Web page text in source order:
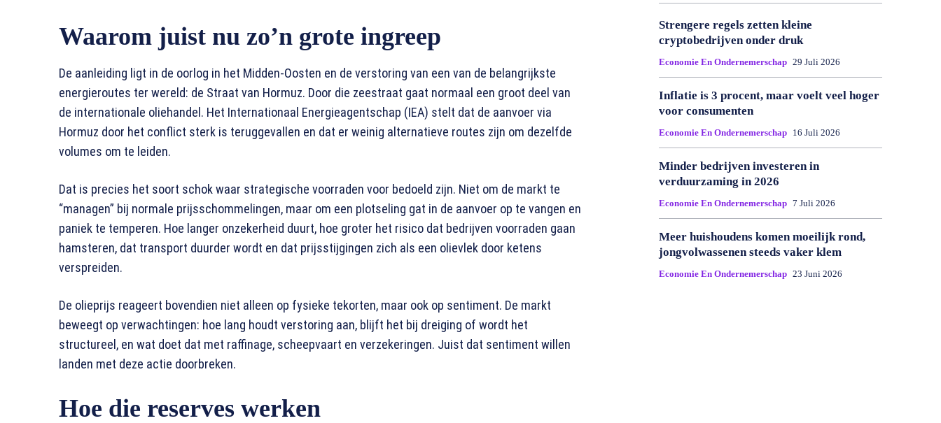
Waarom juist nu zo’n grote ingreep
De aanleiding ligt in de oorlog in het Midden-Oosten en de verstoring van een van de belangrijkste
energieroutes ter wereld: de Straat van Hormuz. Door die zeestraat gaat normaal een groot deel van
de internationale oliehandel. Het Internationaal Energieagentschap (IEA) stelt dat de aanvoer via
Hormuz door het conflict sterk is teruggevallen en dat er weinig alternatieve routes zijn om dezelfde
volumes om te leiden.
Dat is precies het soort schok waar strategische voorraden voor bedoeld zijn. Niet om de markt te
“managen” bij normale prijsschommelingen, maar om een plotseling gat in de aanvoer op te vangen en
paniek te temperen. Hoe langer onzekerheid duurt, hoe groter het risico dat bedrijven voorraden gaan
hamsteren, dat transport duurder wordt en dat prijsstijgingen zich als een olievlek door ketens
verspreiden.
De olieprijs reageert bovendien niet alleen op fysieke tekorten, maar ook op sentiment. De markt
beweegt op verwachtingen: hoe lang houdt verstoring aan, blijft het bij dreiging of wordt het
structureel, en wat doet dat met raffinage, scheepvaart en verzekeringen. Juist dat sentiment willen
landen met deze actie doorbreken.
Hoe die reserves werken
Strengere regels zetten kleine
cryptobedrijven onder druk
Economie En Ondernemerschap 29 Juli 2026
Inflatie is 3 procent, maar voelt veel hoger
voor consumenten
Economie En Ondernemerschap 16 Juli 2026
Minder bedrijven investeren in
verduurzaming in 2026
Economie En Ondernemerschap 7 Juli 2026
Meer huishoudens komen moeilijk rond,
jongvolwassenen steeds vaker klem
Economie En Ondernemerschap 23 Juni 2026